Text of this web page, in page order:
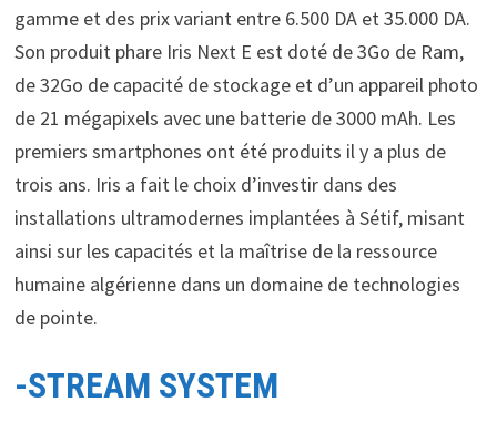
gamme et des prix variant entre 6.500 DA et 35.000 DA.
Son produit phare Iris Next E est doté de 3Go de Ram,
de 32Go de capacité de stockage et d’un appareil photo
de 21 mégapixels avec une batterie de 3000 mAh. Les
premiers smartphones ont été produits il y a plus de
trois ans. Iris a fait le choix d’investir dans des
installations ultramodernes implantées à Sétif, misant
ainsi sur les capacités et la maîtrise de la ressource
humaine algérienne dans un domaine de technologies
de pointe.
-STREAM SYSTEM